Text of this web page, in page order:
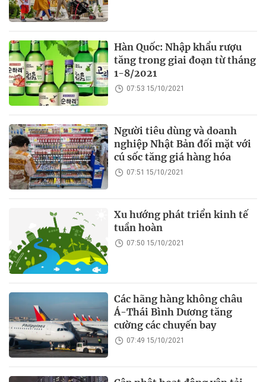
Hàn Quốc: Nhập khẩu rượu
tăng trong giai đoạn từ tháng
1-8/2021
07:53 15/10/2021
Người tiêu dùng và doanh
nghiệp Nhật Bản đối mặt với
cú sốc tăng giá hàng hóa
07:51 15/10/2021
Xu hướng phát triển kinh tế
tuần hoàn
07:50 15/10/2021
Các hãng hàng không châu
Á-Thái Bình Dương tăng
cường các chuyến bay
07:49 15/10/2021